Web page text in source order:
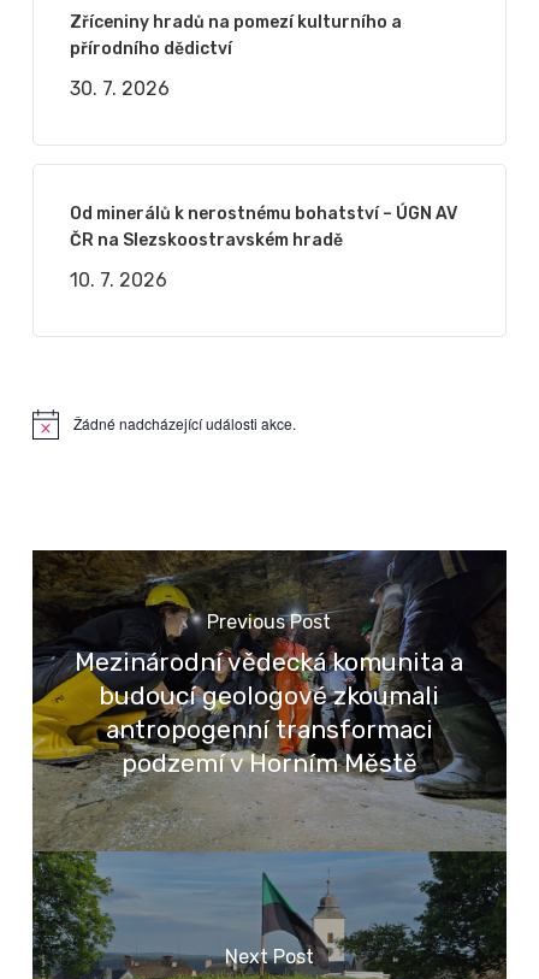
Zříceniny hradů na pomezí kulturního a
přírodního dědictví
30. 7. 2026
Od minerálů k nerostnému bohatství – ÚGN AV
ČR na Slezskoostravském hradě
10. 7. 2026
Notice Žádné nadcházející události akce.
Previous Post
Mezinárodní vědecká komunita a
budoucí geologové zkoumali
antropogenní transformaci
podzemí v Horním Městě
Next Post